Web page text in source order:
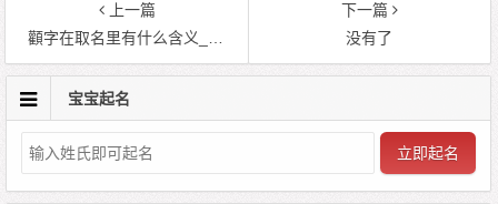
上一篇
顴字在取名里有什么含义_顴字五行属什么
下一篇
没有了
宝宝起名
立即起名